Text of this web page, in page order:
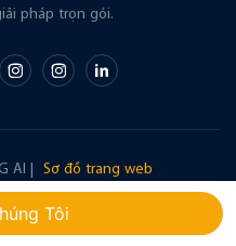
pháp trọn gói.
AI | Sơ đồ trang web
Tôi